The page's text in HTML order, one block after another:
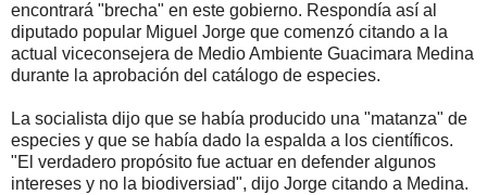
encontrará "brecha" en este gobierno. Respondía así al
diputado popular Miguel Jorge que comenzó citando a la
actual viceconsejera de Medio Ambiente Guacimara Medina
durante la aprobación del catálogo de especies.
La socialista dijo que se había producido una "matanza" de
especies y que se había dado la espalda a los científicos.
"El verdadero propósito fue actuar en defender algunos
intereses y no la biodiversiad", dijo Jorge citando a Medina.